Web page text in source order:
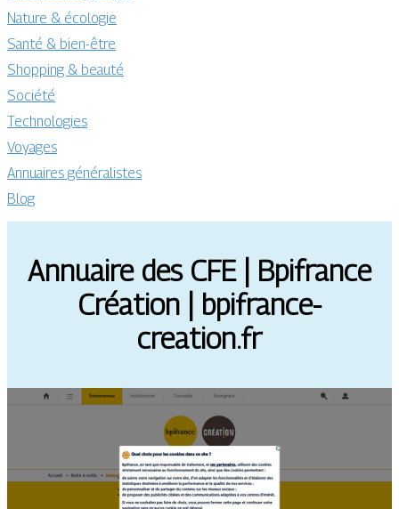
Nature & écologie
Santé & bien-être
Shopping & beauté
Société
Technologies
Voyages
Annuaires généralistes
Blog
Annuaire des CFE | Bpifrance
Création | bpifrance-
creation.fr